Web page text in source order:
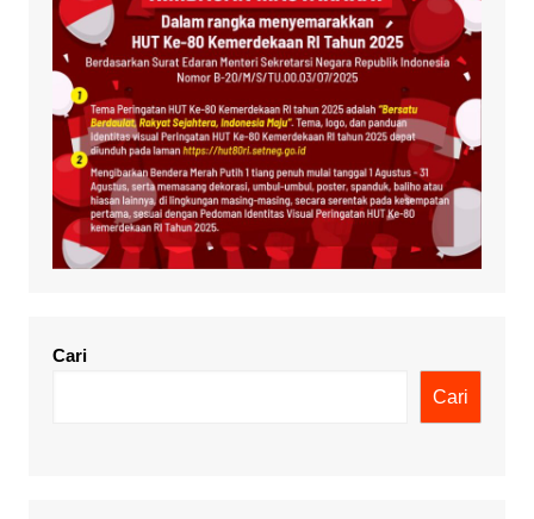
Cari
Cari